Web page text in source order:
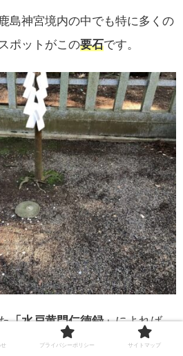
島神宮境内の中でも特に多くの
ポットがこの要石です。
「水戸黄門仁徳録」によれば、
戸黄門こと徳川光圀公が、この
プライバシーポリシー サイトマップ